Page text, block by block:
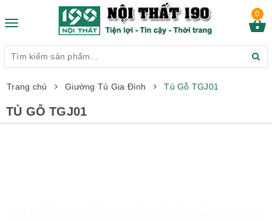
Toggle
0
Trang chủ Giường Tủ Gia Đình Tủ Gỗ TGJ01
TỦ GỖ TGJ01